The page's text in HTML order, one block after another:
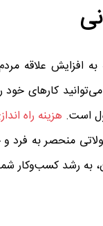
افزایش علاقه
کارهای خود
است. هزینه راه
منحصر به فرد و
به رشد کسب‌وکار